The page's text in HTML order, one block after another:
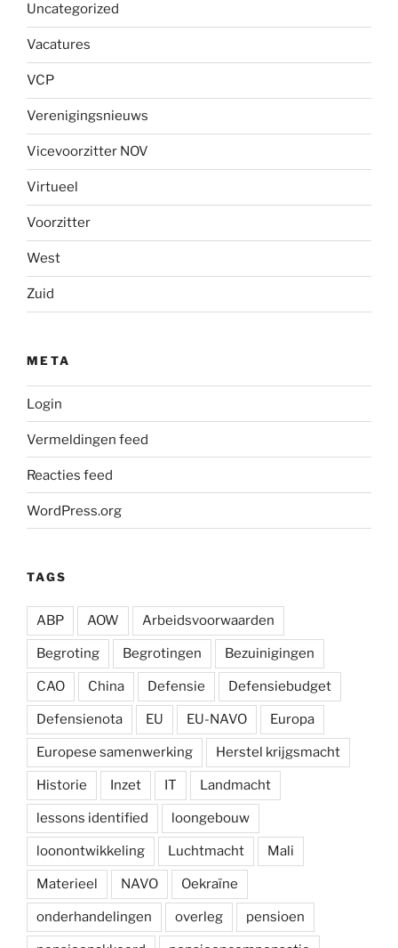
Uncategorized
Vacatures
VCP
Verenigingsnieuws
Vicevoorzitter NOV
Virtueel
Voorzitter
West
Zuid
META
Login
Vermeldingen feed
Reacties feed
WordPress.org
TAGS
ABP AOW Arbeidsvoorwaarden
Begroting Begrotingen Bezuinigingen
CAO China Defensie Defensiebudget
Defensienota EU EU-NAVO Europa
Europese samenwerking Herstel krijgsmacht
Historie Inzet IT Landmacht
lessons identified loongebouw
loonontwikkeling Luchtmacht Mali
Materieel NAVO Oekraïne
onderhandelingen overleg pensioen